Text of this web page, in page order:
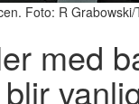
Foto: R Grabowski/
med